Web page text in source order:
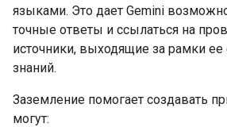
языками. Это дает Gemini
точные ответы и ссылаться на
источники, выходящие за рамки
знаний.
Заземление помогает создавать
могут: